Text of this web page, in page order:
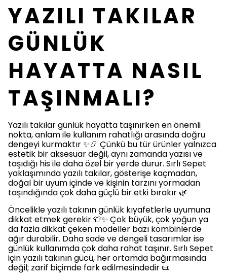
YAZILI TAKILAR
GÜNLÜK
HAYATTA NASIL
TAŞINMALI?
Yazılı takılar günlük hayatta taşınırken en önemli
nokta, anlam ile kullanım rahatlığı arasında doğru
dengeyi kurmaktır ✨📿 Çünkü bu tür ürünler yalnızca
estetik bir aksesuar değil, aynı zamanda yazısı ve
taşıdığı his ile daha özel bir yerde durur. Sırlı Sepet
yaklaşımında yazılı takılar, gösterişe kaçmadan,
doğal bir uyum içinde ve kişinin tarzını yormadan
taşındığında çok daha güçlü bir etki bırakır 🌿
Öncelikle yazılı takının günlük kıyafetlerle uyumuna
dikkat etmek gerekir 👕✨ Çok büyük, çok yoğun ya
da fazla dikkat çeken modeller bazı kombinlerde
ağır durabilir. Daha sade ve dengeli tasarımlar ise
günlük kullanımda çok daha rahat taşınır. Sırlı Sepet
için yazılı takının gücü, her ortamda bağırmasında
değil; zarif biçimde fark edilmesindedir 📜